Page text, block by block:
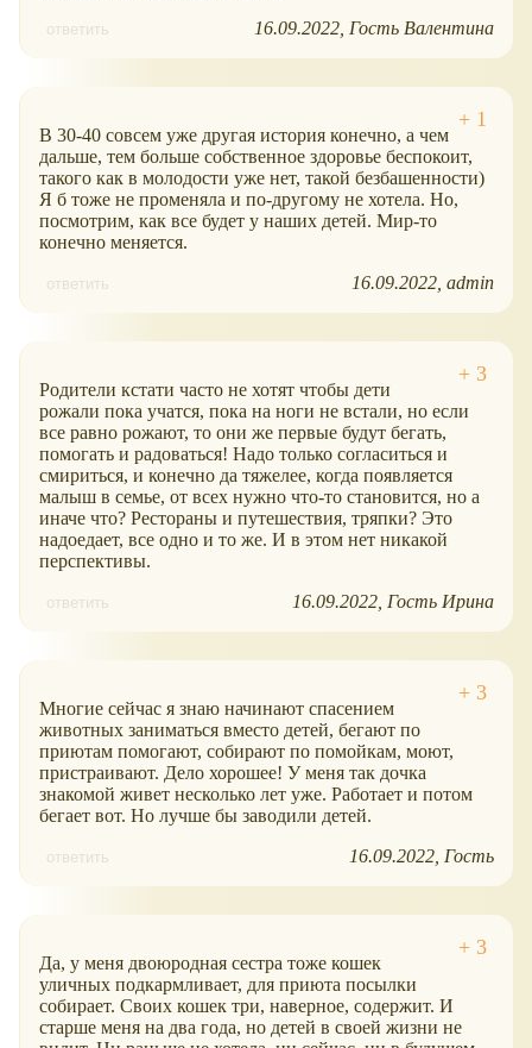
ответить 16.09.2022 Гость Валентина
В 30-40 совсем уже другая история конечно, а чем
дальше, тем больше собственное здоровье беспокоит,
такого как в молодости уже нет, такой безбашенности)
Я б тоже не променяла и по-другому не хотела. Но,
посмотрим, как все будет у наших детей. Мир-то
конечно меняется.
ответить 16.09.2022 admin
Родители кстати часто не хотят чтобы дети
рожали пока учатся, пока на ноги не встали, но если
все равно рожают, то они же первые будут бегать,
помогать и радоваться! Надо только согласиться и
смириться, и конечно да тяжелее, когда появляется
малыш в семье, от всех нужно что-то становится, но а
иначе что? Рестораны и путешествия, тряпки? Это
надоедает, все одно и то же. И в этом нет никакой
перспективы.
ответить 16.09.2022 Гость Ирина
Многие сейчас я знаю начинают спасением
животных заниматься вместо детей, бегают по
приютам помогают, собирают по помойкам, моют,
пристраивают. Дело хорошее! У меня так дочка
знакомой живет несколько лет уже. Работает и потом
бегает вот. Но лучше бы заводили детей.
ответить 16.09.2022 Гость
Да, у меня двоюродная сестра тоже кошек
уличных подкармливает, для приюта посылки
собирает. Своих кошек три, наверное, содержит. И
старше меня на два года, но детей в своей жизни не